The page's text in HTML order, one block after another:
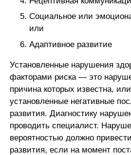
Социальное или
или
Адаптивное развитие
Установленные нарушения
факторами риска — это
причина которых известна,
установленные негативные
развития. Диагностику
проводить специалист.
вероятностью должно
развития, если на момент